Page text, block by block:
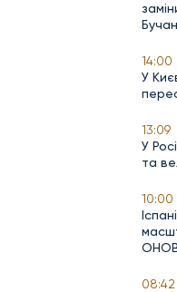
14:00
У
13:09
У
та
10:00
08:42